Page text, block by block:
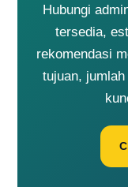
Hubungi
tersedia,
rekomendasi
tujuan,